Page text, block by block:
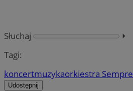
Słuchaj
⏵︎
Tagi:
koncertmuzykaorkiestra Sempre
Udostępnij